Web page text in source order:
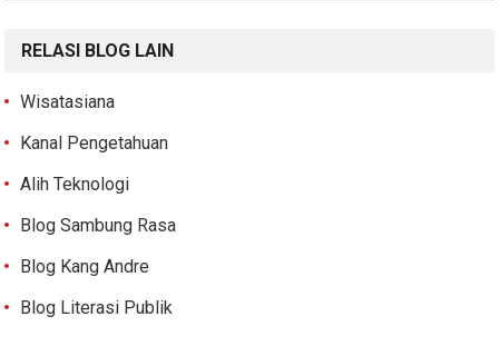
RELASI BLOG LAIN
Wisatasiana
Kanal Pengetahuan
Alih Teknologi
Blog Sambung Rasa
Blog Kang Andre
Blog Literasi Publik